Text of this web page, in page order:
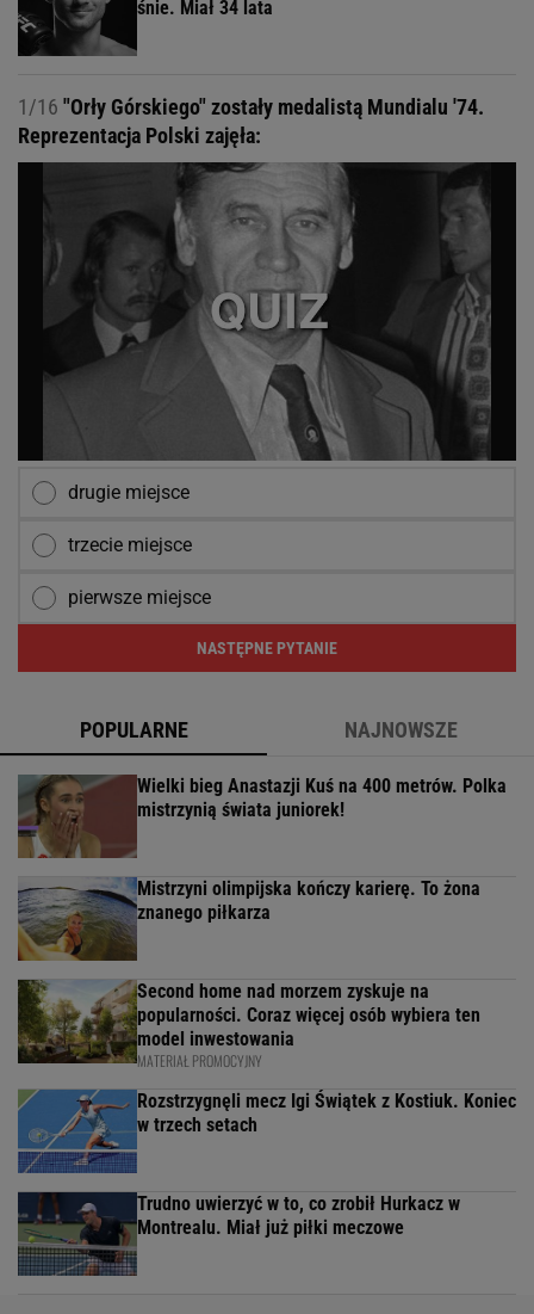
śnie. Miał 34 lata
1/16 "Orły Górskiego" zostały medalistą Mundialu '74.
Reprezentacja Polski zajęła:
drugie miejsce
trzecie miejsce
pierwsze miejsce
NASTĘPNE PYTANIE
POPULARNE NAJNOWSZE
Wielki bieg Anastazji Kuś na 400 metrów. Polka
mistrzynią świata juniorek!
Mistrzyni olimpijska kończy karierę. To żona
znanego piłkarza
Second home nad morzem zyskuje na
popularności. Coraz więcej osób wybiera ten
model inwestowania
MATERIAŁ PROMOCYJNY
Rozstrzygnęli mecz Igi Świątek z Kostiuk. Koniec
w trzech setach
Trudno uwierzyć w to, co zrobił Hurkacz w
Montrealu. Miał już piłki meczowe